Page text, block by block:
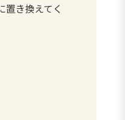
き換えてく